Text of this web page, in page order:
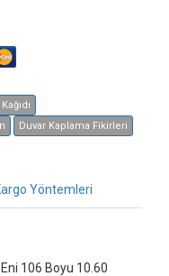
Duvar Kaplama Fikirleri
Yöntemleri
106 Boyu 10.60